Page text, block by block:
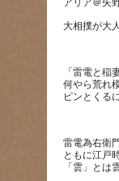
「雷電と稲
何やら荒れ
雷電為右衛
ともに江戸